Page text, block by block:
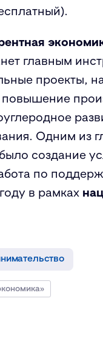
главным
проекты,
Одним из
создание
по
в рамках